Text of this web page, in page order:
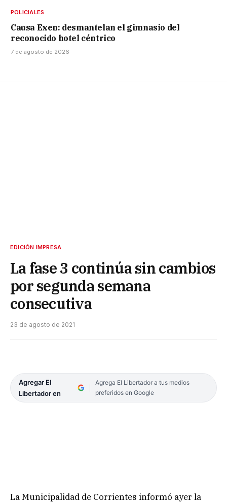
POLICIALES
Causa Exen: desmantelan el gimnasio del
reconocido hotel céntrico
7 de agosto de 2026
EDICIÓN IMPRESA
La fase 3 continúa sin cambios
por segunda semana
consecutiva
23 de agosto de 2021
Agregar El
Libertador en
Agrega El Libertador a tus medios
preferidos en Google
La Municipalidad de Corrientes informó ayer la